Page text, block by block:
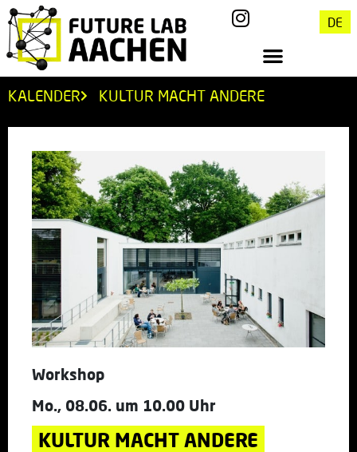
DE
KALENDER KULTUR MACHT ANDERE
Workshop
Mo., 08.06. um 10.00 Uhr
KULTUR MACHT ANDERE